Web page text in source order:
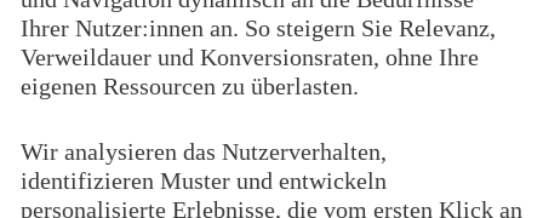
Ihrer Nutzer:innen an. So steigern Sie Relevanz,
Verweildauer und Konversionsraten, ohne Ihre
eigenen Ressourcen zu überlasten.
Wir analysieren das Nutzerverhalten,
identifizieren Muster und entwickeln
personalisierte Erlebnisse, die vom ersten Klick an